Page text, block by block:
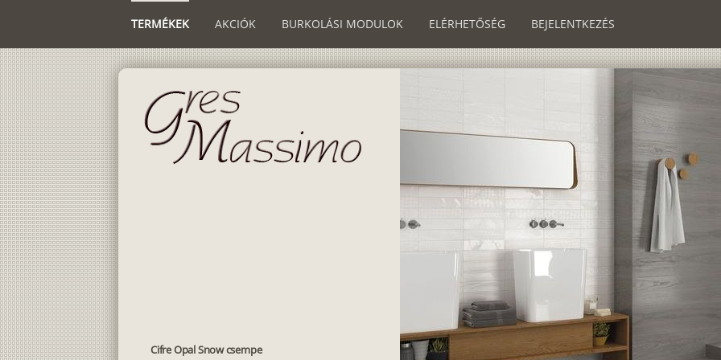
TERMÉKEK AKCIÓK BURKOLÁSI MODULOK ELÉRHETŐSÉG BEJELENTKEZÉS
Cifre Opal Snow csempe